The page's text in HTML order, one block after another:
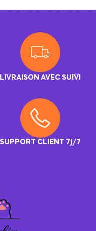
LIVRAISON AVEC SUIVI
SUPPORT CLIENT 7j/7